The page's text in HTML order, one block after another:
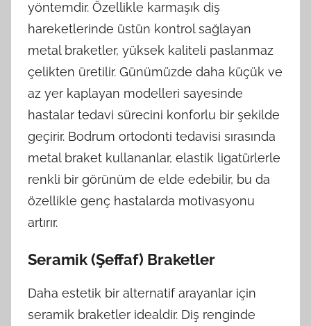
yöntemdir. Özellikle karmaşık diş
hareketlerinde üstün kontrol sağlayan
metal braketler, yüksek kaliteli paslanmaz
çelikten üretilir. Günümüzde daha küçük ve
az yer kaplayan modelleri sayesinde
hastalar tedavi sürecini konforlu bir şekilde
geçirir. Bodrum ortodonti tedavisi sırasında
metal braket kullananlar, elastik ligatürlerle
renkli bir görünüm de elde edebilir, bu da
özellikle genç hastalarda motivasyonu
artırır.
Seramik (Şeffaf) Braketler
Daha estetik bir alternatif arayanlar için
seramik braketler idealdir. Diş renginde